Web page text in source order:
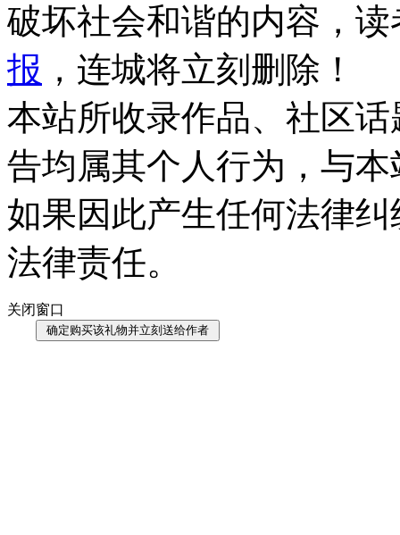
破坏社会和谐的内容，
报 ，连城将立刻删除！
本站所收录作品、社区
告均属其个人行为，与
如果因此产生任何法律
法律责任。
关闭窗口